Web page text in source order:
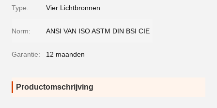
Type: Vier Lichtbronnen
Norm: ANSI VAN ISO ASTM DIN BSI CIE
Garantie: 12 maanden
Productomschrijving